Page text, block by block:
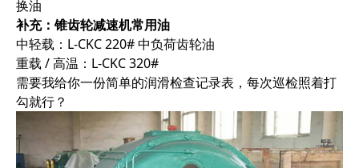
换油
补充：锥齿轮减速机常用油
中轻载： L-CKC 220# 中负荷齿轮油
重载 / 高温： L-CKC 320#
需要我给你一份简单的润滑检查记录表 ，每次巡检照着打
勾就行？